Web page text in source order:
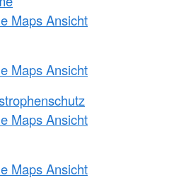
Maps Ansicht
Maps Ansicht
Maps Ansicht
Maps Ansicht